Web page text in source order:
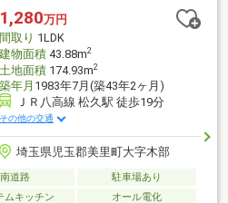
1,280万円
間取り 1LDK
建物面積43.88m2
土地面積174.93m2
築年月 1983年7月(築43年2ヶ月)
ＪＲ八高線 松久駅 徒歩19分
その他の交通
埼玉県児玉郡美里町大字木部
南道路
駐車場あり
ムキッチン オール電化